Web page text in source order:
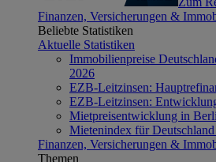
Finanzen, Versicherungen &
Beliebte Statistiken
Aktuelle Statistiken
Immobilienpreise
2026
EZB-Leitzinsen:
EZB-Leitzinsen:
Mietpreisentwicklung in
Mietenindex für
Finanzen, Versicherungen &
Themen